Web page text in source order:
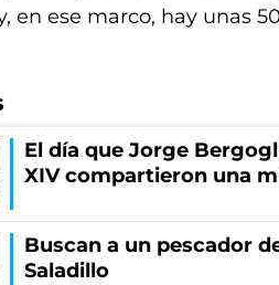
en ese marco, hay unas
El día que Jorge
XIV compartieron una
Buscan a un pescador
Saladillo